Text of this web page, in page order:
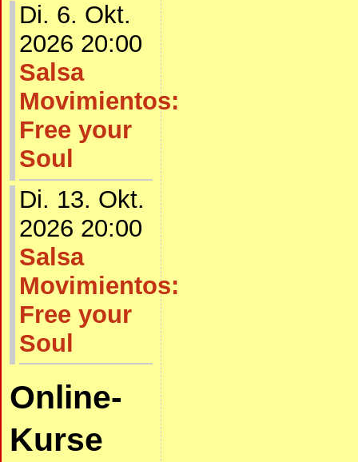
Di. 6. Okt.
2026 20:00
Salsa
Movimientos:
Free your
Soul
Di. 13. Okt.
2026 20:00
Salsa
Movimientos:
Free your
Soul
Online-
Kurse